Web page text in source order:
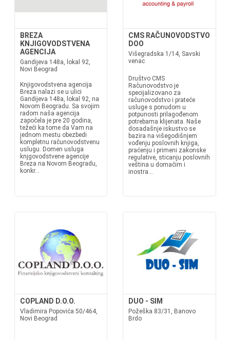
BREZA
KNJIGOVODSTVENA
AGENCIJA
Gandijeva 148a, lokal 92,
Novi Beograd
Knjigovodstvena agencija
Breza nalazi se u ulici
Gandijeva 148a, lokal 92, na
Novom Beogradu. Sa svojim
radom naša agencija
započela je pre 20 godina,
težeći ka tome da Vam na
jednom mestu obezbedi
kompletnu računovodstvenu
uslugu. Domen usluga
knjgovodstvene agencije
Breza na Novom Beogradu,
konkr...
CMS RAČUNOVODSTVO
DOO
Višegradska 1/14, Savski
venac
Društvo CMS
Računovodstvo je
specijalizovano za
računovodstvo i prateće
usluge s ponudom u
potpunosti prilagođenom
potrebama klijenata. Naše
dosadašnje iskustvo se
bazira na višegodišnjem
vođenju poslovnih knjiga,
praćenju i primeni zakonske
regulative, sticanju poslovnih
veština u domaćim i
inostra...
COPLAND D.O.O.
Vladimira Popovića 50/464,
Novi Beograd
DUO - SIM
Požeška 83/31, Banovo
Brdo